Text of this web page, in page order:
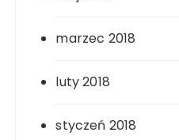
marzec 2018
luty 2018
styczeń 2018